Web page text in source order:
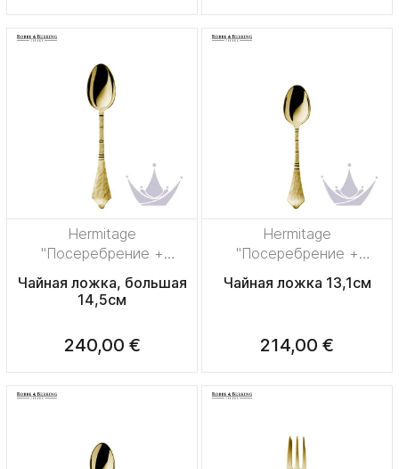
Hermitage
"Посеребрение +
сплошная позолота"
Чайная ложка, большая
14,5см
240,00 €
Hermitage
"Посеребрение +
сплошная позолота"
Чайная ложка 13,1см
214,00 €